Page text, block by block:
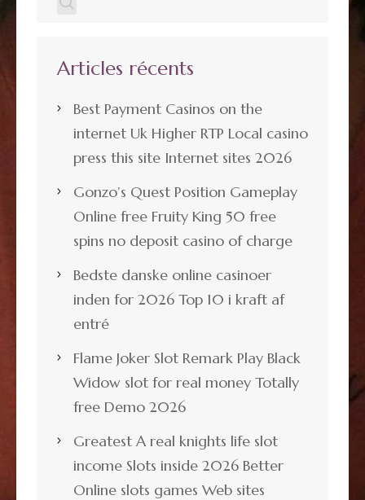
Articles récents
Best Payment Casinos on the
internet Uk Higher RTP Local casino
press this site Internet sites 2026
Gonzo’s Quest Position Gameplay
Online free Fruity King 50 free
spins no deposit casino of charge
Bedste danske online casinoer
inden for 2026 Top 10 i kraft af
entré
Flame Joker Slot Remark Play Black
Widow slot for real money Totally
free Demo 2026
Greatest A real knights life slot
income Slots inside 2026 Better
Online slots games Web sites